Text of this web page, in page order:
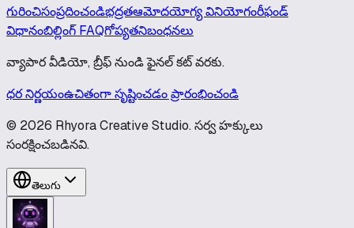
గురించిసంప్రదించండిభద్రతఆమోదయోగ్య వినియోగంరీఫండ్
విధానంబిల్లింగ్ FAQగోప్యతనిబంధనలు
వ్యాపార వీడియో, బ్రీఫ్ నుండి ఫైనల్ కట్ వరకు.
ధర నిర్ణయంఉచితంగా సృష్టించడం ప్రారంభించండి
© 2026 Rhyora Creative Studio. సర్వ హక్కులు
సంరక్షించబడినవి.
తెలుగు